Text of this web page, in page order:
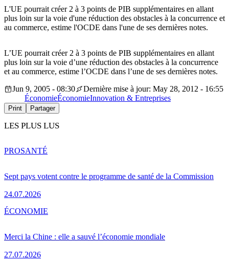
L'UE pourrait créer 2 à 3 points de PIB supplémentaires en allant
plus loin sur la voie d'une réduction des obstacles à la concurrence et
au commerce, estime l'OCDE dans l'une de ses dernières notes.
L’UE pourrait créer 2 à 3 points de PIB supplémentaires en allant
plus loin sur la voie d’une réduction des obstacles à la concurrence
et au commerce, estime l’OCDE dans l’une de ses dernières notes.
Jun 9, 2005 - 08:30
Dernière mise à jour: May 28, 2012 - 16:55
ÉconomieÉconomieInnovation & Entreprises
Print Partager
LES PLUS LUS
Sept pays votent contre le programme de santé de la Commission
24.07.2026
PROSANTÉ
Merci la Chine : elle a sauvé l’économie mondiale
27.07.2026
ÉCONOMIE